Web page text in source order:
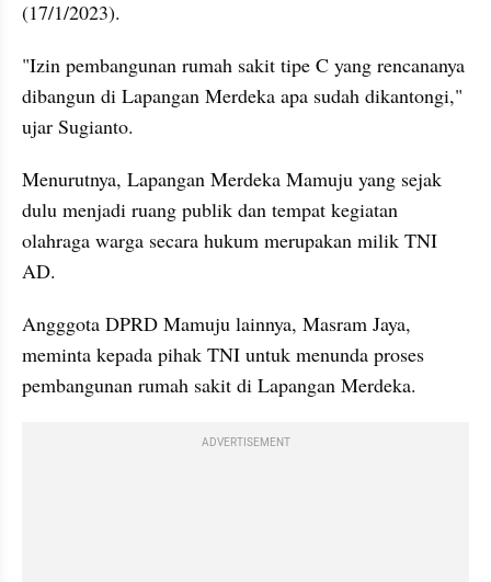
(17/1/2023).
"Izin pembangunan rumah sakit tipe C yang rencananya
dibangun di Lapangan Merdeka apa sudah dikantongi,"
ujar Sugianto.
Menurutnya, Lapangan Merdeka Mamuju yang sejak
dulu menjadi ruang publik dan tempat kegiatan
olahraga warga secara hukum merupakan milik TNI
AD.
Angggota DPRD Mamuju lainnya, Masram Jaya,
meminta kepada pihak TNI untuk menunda proses
pembangunan rumah sakit di Lapangan Merdeka.
ADVERTISEMENT